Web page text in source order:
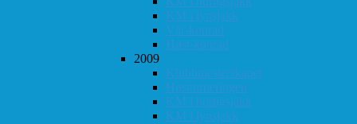
KM i lynsjakk
Vår-konrad
Høst-konrad
2009
Klubbmesterskapet
Høstturneringen
KM i hurtigsjakk
KM i lynsjakk